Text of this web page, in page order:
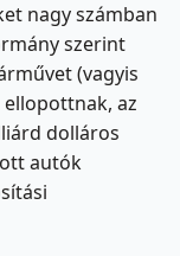
nagy számban
szerint
(vagyis
az
dolláros
autók